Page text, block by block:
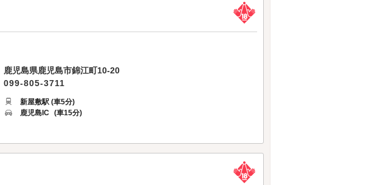
鹿児島県鹿児島市錦江町10-20
099-805-3711
新屋敷駅 (車5分)
鹿児島IC (車15分)